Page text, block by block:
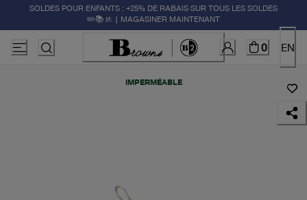
SOLDES POUR ENFANTS : +25% DE RABAIS SUR TOUS LES SOLDES
✏️📚🚸 | MAGASINER MAINTENANT
0 EN
IMPERMÉABLE